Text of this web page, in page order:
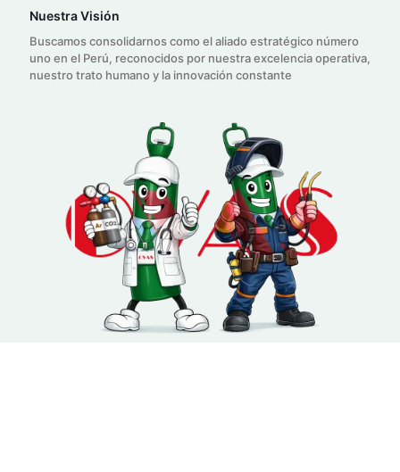
Nuestra Visión
Buscamos consolidarnos como el aliado estratégico número
uno en el Perú, reconocidos por nuestra excelencia operativa,
nuestro trato humano y la innovación constante